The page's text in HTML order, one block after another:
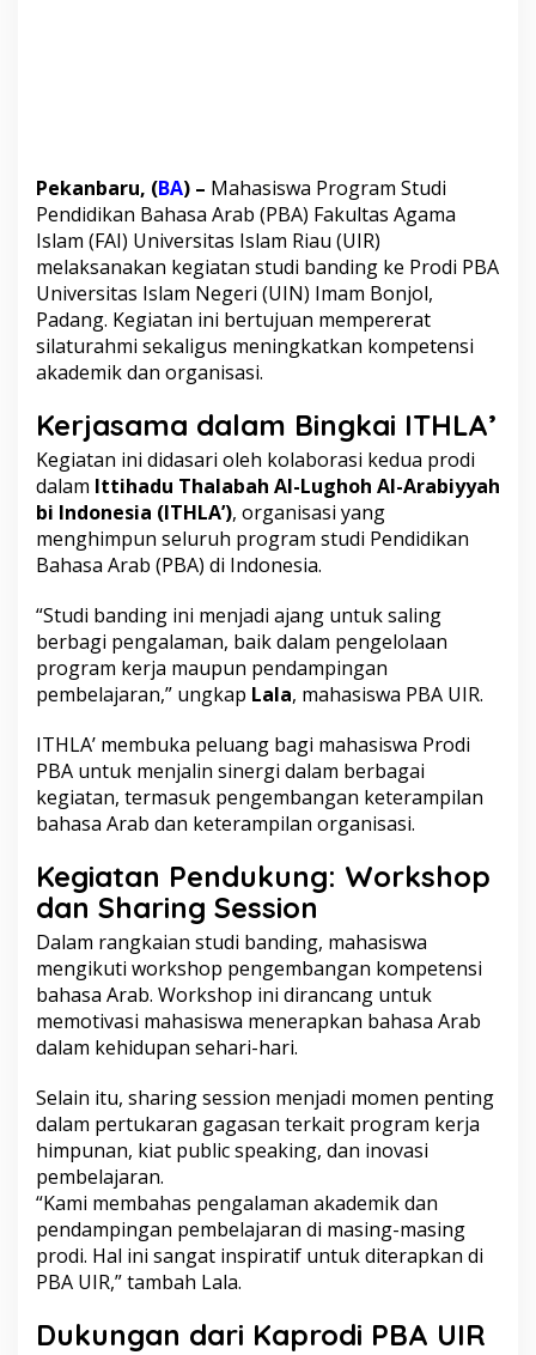
I
N
I
m
a
m
B
o
n
l
T
i
n
g
k
k
a
n
K
m
p
e
t
e
B
h
a
s
a
d
a
O
r
g
a
i
s
a
s
i
Pekanbaru, (BA) – Mahasiswa Program Studi
Pendidikan Bahasa Arab (PBA) Fakultas Agama
Islam (FAI) Universitas Islam Riau (UIR)
melaksanakan kegiatan studi banding ke Prodi PBA
Universitas Islam Negeri (UIN) Imam Bonjol,
Padang. Kegiatan ini bertujuan mempererat
silaturahmi sekaligus meningkatkan kompetensi
akademik dan organisasi.
Kerjasama dalam Bingkai ITHLA’
Kegiatan ini didasari oleh kolaborasi kedua prodi
dalam Ittihadu Thalabah Al-Lughoh Al-Arabiyyah
bi Indonesia (ITHLA’), organisasi yang
menghimpun seluruh program studi Pendidikan
Bahasa Arab (PBA) di Indonesia.
“Studi banding ini menjadi ajang untuk saling
berbagi pengalaman, baik dalam pengelolaan
program kerja maupun pendampingan
pembelajaran,” ungkap Lala, mahasiswa PBA UIR.
ITHLA’ membuka peluang bagi mahasiswa Prodi
PBA untuk menjalin sinergi dalam berbagai
kegiatan, termasuk pengembangan keterampilan
bahasa Arab dan keterampilan organisasi.
Kegiatan Pendukung: Workshop
dan Sharing Session
Dalam rangkaian studi banding, mahasiswa
mengikuti workshop pengembangan kompetensi
bahasa Arab. Workshop ini dirancang untuk
memotivasi mahasiswa menerapkan bahasa Arab
dalam kehidupan sehari-hari.
Selain itu, sharing session menjadi momen penting
dalam pertukaran gagasan terkait program kerja
himpunan, kiat public speaking, dan inovasi
pembelajaran.
“Kami membahas pengalaman akademik dan
pendampingan pembelajaran di masing-masing
prodi. Hal ini sangat inspiratif untuk diterapkan di
PBA UIR,” tambah Lala.
Dukungan dari Kaprodi PBA UIR